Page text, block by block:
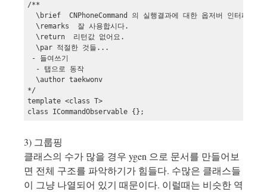
/**
\brief  CNPhoneCommand 의 실행결과에 대한 옵저버 인터페이
  \remarks  잘 사용합시다.
  \return  리턴값 없어요.
  \par 적절한 것들...
- 들여쓰기
  - 탭으로 동작
  \author taekwonv
*/
template <class T>
3) 그룹핑
클래스의 수가 많을 경우 ygen 으로 문서를 만들어보
면 전체 구조를 파악하기가 힘들다. 수많은 클래스들
이 그냥 나열되어 있기 때문이다. 이럴때는 비슷한 역